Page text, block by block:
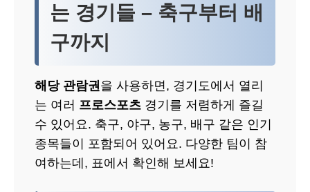
는 경기들 – 축구부터 배
구까지
해당 관람권 을 사용하면, 경기도에서 열리
는 여러 프로스포츠 경기를 저렴하게 즐길
수 있어요. 축구, 야구, 농구, 배구 같은 인기
종목들이 포함되어 있어요. 다양한 팀이 참
여하는데, 표에서 확인해 보세요!